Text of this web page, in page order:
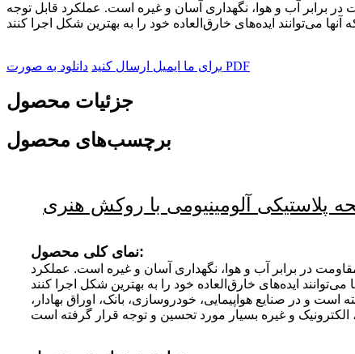
برابر آب و هوا، نگهداری آسان و غیره است. عملکرد قابل توجه
برای ما ایمیل ارسال کنید دانلود به صورت PDF
جزئیات محصول
برچسب‌های محصول
پلاستیکی آلومینیومی با روکش هنری
نمای کلی محصول:
در برابر آب و هوا، نگهداری آسان و غیره است. عملکرد
و در صنایع هواپیمایی، خودروسازی، بانک، اوراق بهادار،